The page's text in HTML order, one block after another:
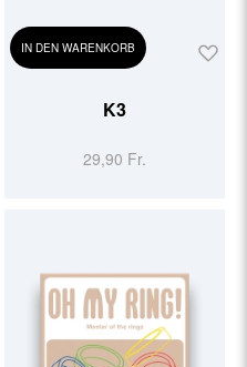
IN DEN WARENKORB
K3
29,90 Fr.